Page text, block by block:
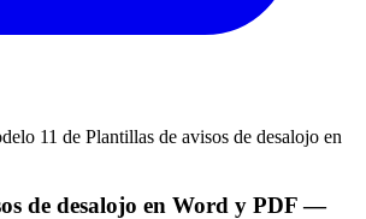
de desalojo en Word y PDF—